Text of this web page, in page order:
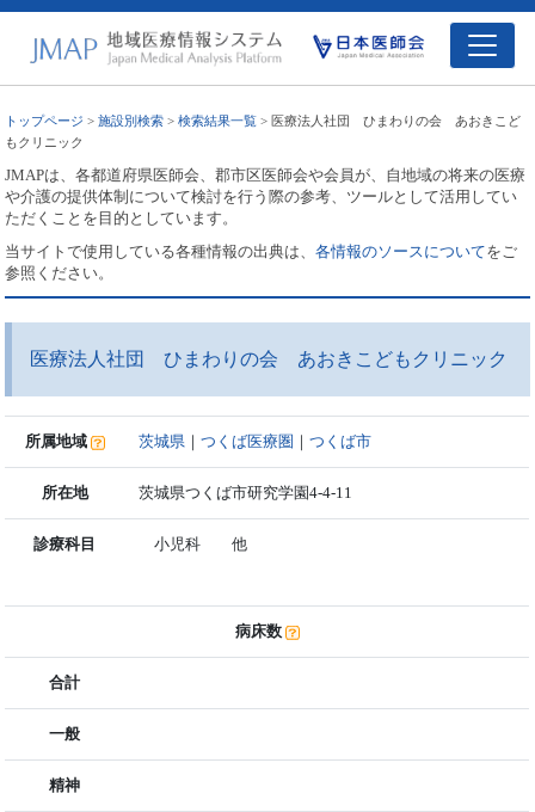
トップページ >施設別検索 >検索結果一覧 > 医療法人社団 ひまわりの会 あおきこど
もクリニック
JMAPは、各都道府県医師会、郡市区医師会や会員が、自地域の将来の医療
や介護の提供体制について検討を行う際の参考、ツールとして活用してい
ただくことを目的としています。
当サイトで使用している各種情報の出典は、各情報のソースについてをご
参照ください。
医療法人社団 ひまわりの会 あおきこどもクリニック
所属地域 茨城県 ｜つくば医療圏 ｜つくば市
所在地 茨城県つくば市研究学園4-4-11
診療科目 小児科 他
病床数
合計
一般
精神